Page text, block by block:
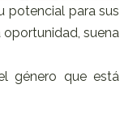
potencial para sus
suena
género que está